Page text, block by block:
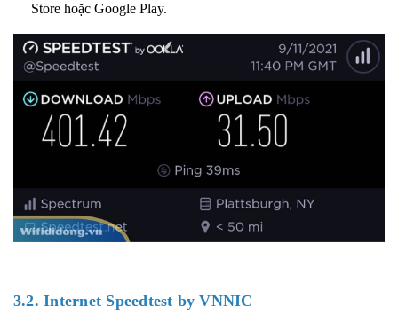
Store hoặc Google Play.
3.2. Internet Speedtest by VNNIC